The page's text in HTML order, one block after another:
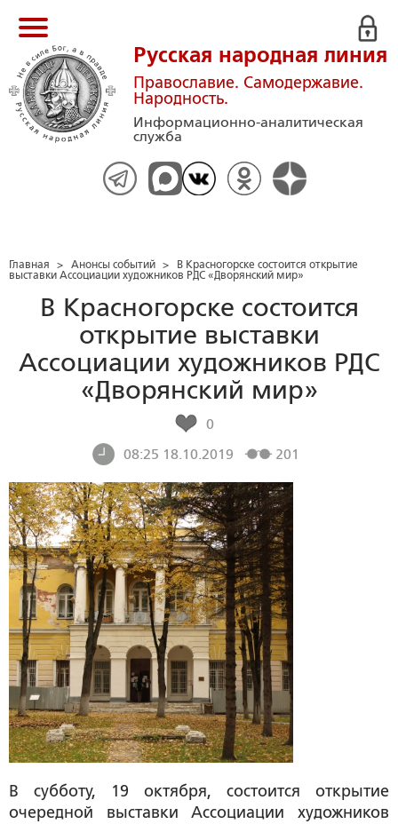
Русская народная линия
Православие. Самодержавие.
Народность.
Информационно-аналитическая
служба
Главная > Анонсы событий >
В Красногорске состоится открытие
выставки Ассоциации художников РДС «Дворянский мир»
В Красногорске состоится
открытие выставки
Ассоциации художников РДС
«Дворянский мир»
0
08:25 18.10.2019
201
В субботу, 19 октября, состоится открытие
очередной выставки Ассоциации художников